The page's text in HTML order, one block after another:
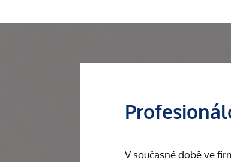
V současné době ve